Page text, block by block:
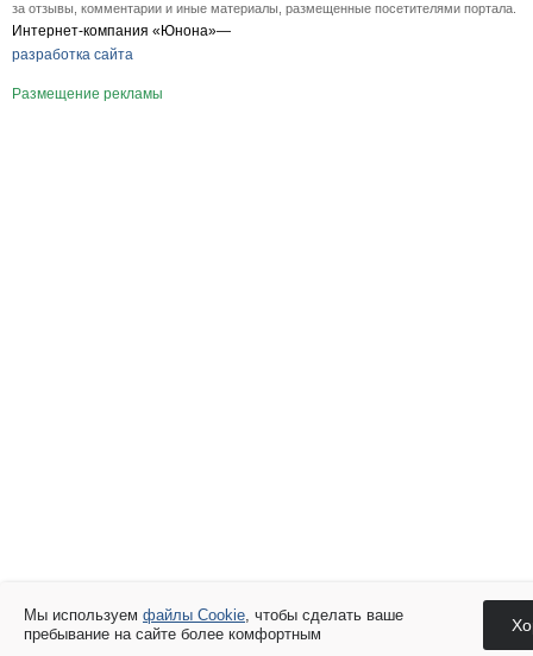
за отзывы, комментарии и иные материалы, размещенные посетителями портала.
Интернет-компания «Юнона»—
разработка сайта
Размещение рекламы
Мы используем файлы Cookie, чтобы сделать ваше
пребывание на сайте более комфортным